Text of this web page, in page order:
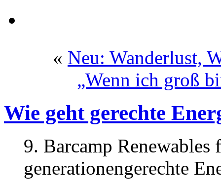
« Neu: Wanderlust,
„Wenn ich groß
Wie geht gerechte
9. Barcamp Renewables
generationengerechte